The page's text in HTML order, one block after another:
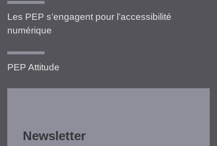
Les PEP s’engagent pour l’accessibilité
numérique
PEP Attitude
Newsletter